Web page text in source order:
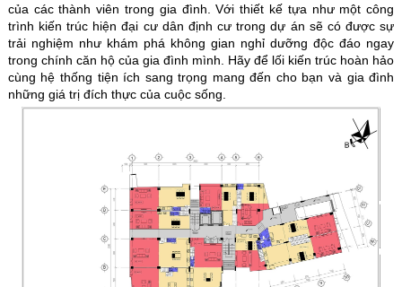
của các thành viên trong gia đình. Với thiết kế tựa như một công
trình kiến trúc hiện đại cư dân định cư trong dự án sẽ có được sự
trải nghiệm như khám phá không gian nghỉ dưỡng độc đáo ngay
trong chính căn hộ của gia đình mình. Hãy để lối kiến trúc hoàn hảo
cùng hệ thống tiện ích sang trọng mang đến cho bạn và gia đình
những giá trị đích thực của cuộc sống.